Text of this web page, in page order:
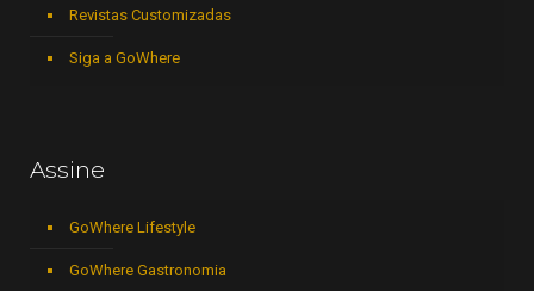
Revistas Customizadas
Siga a GoWhere
Assine
GoWhere Lifestyle
GoWhere Gastronomia